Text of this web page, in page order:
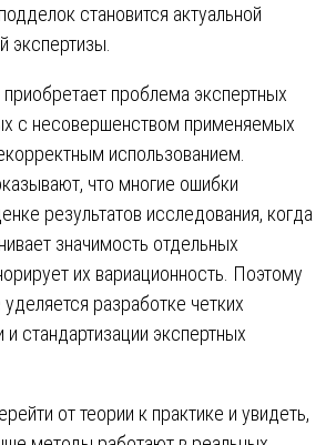
становится актуальной
экспертизы.
проблема экспертных
с несовершенством применяемых
использованием.
что многие ошибки
результатов исследования, когда
значимость отдельных
их вариационность. Поэтому
разработке четких
и стандартизации экспертных
от теории к практике и увидеть,